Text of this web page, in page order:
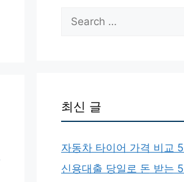
Search
for:
최신 글
자동차 타이어 가격 비교
신용대출 당일로 돈 받는